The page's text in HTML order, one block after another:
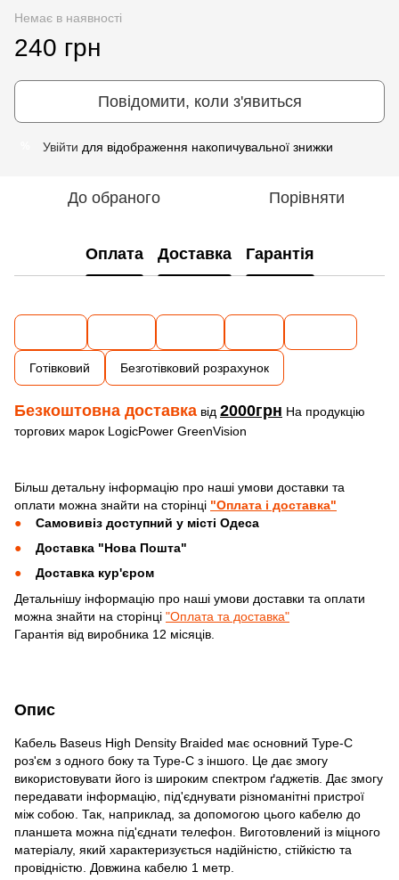
Немає в наявності
240 грн
Повідомити, коли з'явиться
Увійти для відображення накопичувальної знижки
До обраного Порівняти
Опис
Кабель Baseus High Density Braided має основний Type-C
роз'єм з одного боку та Type-C з іншого. Це дає змогу
використовувати його із широким спектром ґаджетів. Дає змогу
передавати інформацію, під'єднувати різноманітні пристрої
між собою. Так, наприклад, за допомогою цього кабелю до
планшета можна під'єднати телефон. Виготовлений із міцного
матеріалу, який характеризується надійністю, стійкістю та
провідністю. Довжина кабелю 1 метр.
Оплата Доставка Гарантія
Готівковий Безготівковий розрахунок
Безкоштовна доставка від 2000грн На продукцію
торгових марок LogicPower GreenVision
Більш детальну інформацію про наші умови доставки та
оплати можна знайти на сторінці "Оплата і доставка"
Самовивіз доступний у місті Одеса
Доставка "Нова Пошта"
Доставка кур'єром
Детальнішу інформацію про наші умови доставки та оплати
можна знайти на сторінці "Оплата та доставка"
Гарантія від виробника 12 місяців.